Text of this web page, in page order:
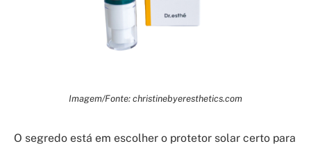
Imagem/Fonte: christinebyeresthetics.com
O segredo está em escolher o protetor solar certo para